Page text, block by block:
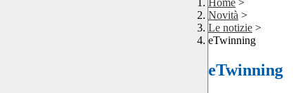
Home >
Novità >
Le notizie >
eTwinning
eTwinning